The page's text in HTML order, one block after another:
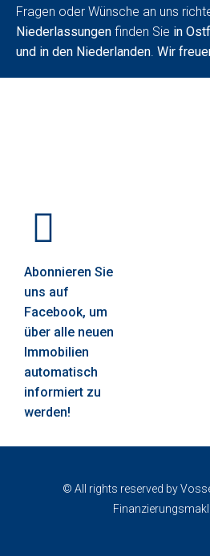
Fragen oder Wünsche an uns
Niederlassungen finden Sie in
und in den Niederlanden. Wir
Abonnieren Sie
uns auf
Facebook, um
über alle neuen
Immobilien
automatisch
informiert zu
werden!
© All rights reserved by